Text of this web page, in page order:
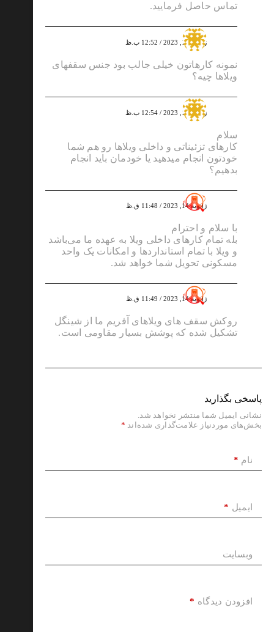
تماس حاصل فرمایید.
علیرضا کاسککی
ژانویه 10, 2023 / 12:52 ب.ظ
نمونه کارهاتون خیلی جالب بود جنس سقفهای
ویلاها چیه؟
امیر حسن زاده
ژانویه 10, 2023 / 12:54 ب.ظ
سلام
کارهای تزئیناتی و داخلی ویلاها رو هم شما
خودتون انجام میدهید یا خودمان باید انجام
بدهیم؟
greenadmin
ژانویه 14, 2023 / 11:48 ق.ظ
با سلام و احترام
بله تمام کارهای داخلی ویلا به عهده ما می‌باشد
و ویلا با تمام استانداردها و امکانات یک واحد
مسکونی تحویل شما خواهد شد.
greenadmin
ژانویه 14, 2023 / 11:49 ق.ظ
روکش سقف های ویلاهای آفریم ما از شینگل
تشکیل شده که پوشش بسیار مقاومی است.
پاسخی بگذارید
نشانی ایمیل شما منتشر نخواهد شد.
بخش‌های موردنیاز علامت‌گذاری شده‌اند *
نام *
ایمیل *
وبسایت
افزودن دیدگاه *